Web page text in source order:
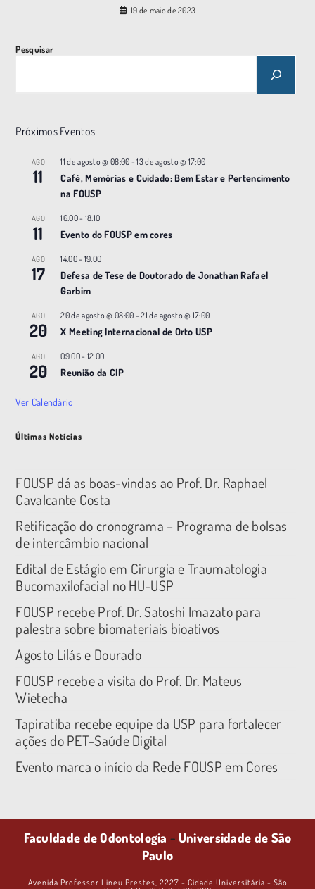
19 de maio de 2023
Pesquisar
Próximos Eventos
AGO
11
11 de agosto @ 08:00 -13 de agosto @ 17:00
Café, Memórias e Cuidado: Bem Estar e Pertencimento
na FOUSP
AGO
11
16:00- 18:10
Evento do FOUSP em cores
AGO
17
14:00- 19:00
Defesa de Tese de Doutorado de Jonathan Rafael
Garbim
AGO
20
20 de agosto @ 08:00 -21 de agosto @ 17:00
X Meeting |nternacional de Orto USP
AGO
20
09:00- 12:00
Reunião da CIP
Ver Calendário
Últimas Notícias
FOUSP dá as boas-vindas ao Prof. Dr. Raphael
Cavalcante Costa
Retificação do cronograma – Programa de bolsas
de intercâmbio nacional
Edital de Estágio em Cirurgia e Traumatologia
Bucomaxilofacial no HU-USP
FOUSP recebe Prof. Dr. Satoshi Imazato para
palestra sobre biomateriais bioativos
Agosto Lilás e Dourado
FOUSP recebe a visita do Prof. Dr. Mateus
Wietecha
Tapiratiba recebe equipe da USP para fortalecer
ações do PET-Saúde Digital
Evento marca o início da Rede FOUSP em Cores
Faculdade de Odontologia - Universidade de São
Paulo
Avenida Professor Lineu Prestes, 2227 - Cidade Universitária - São